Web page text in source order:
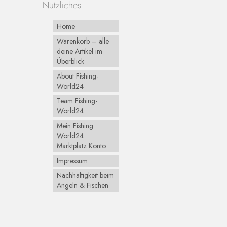
Nützliches
Home
Warenkorb – alle
deine Artikel im
Überblick
About Fishing-
World24
Team Fishing-
World24
Mein Fishing
World24
Marktplatz Konto
Impressum
Nachhaltigkeit beim
Angeln & Fischen